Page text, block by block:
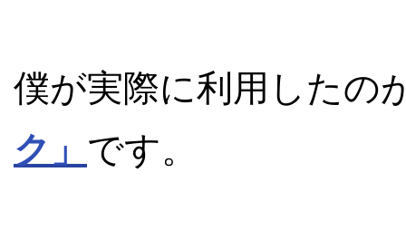
僕が実際に利用したの
ク」 です。